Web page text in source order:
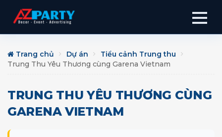
Trang chủ Dự án
Tiểu cảnh Trung thu
Trung Thu Yêu Thương cùng Garena Vietnam
TRUNG THU YÊU THƯƠNG CÙNG
GARENA VIETNAM